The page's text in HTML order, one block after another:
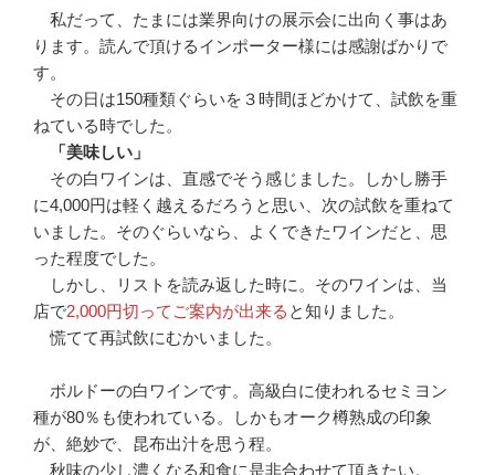
私だって、たまには業界向けの展示会に出向く事はあ
ります。読んで頂けるインポーター様には感謝ばかりで
す。
その日は150種類ぐらいを３時間ほどかけて、試飲を重
ねている時でした。
「美味しい」
その白ワインは、直感でそう感じました。しかし勝手
に4,000円は軽く越えるだろうと思い、次の試飲を重ねて
いました。そのぐらいなら、よくできたワインだと、思
った程度でした。
しかし、リストを読み返した時に。そのワインは、当
店で2,000円切ってご案内が出来る と知りました。
慌てて再試飲にむかいました。
ボルドーの白ワインです。高級白に使われるセミヨン
種が80％も使われている。しかもオーク樽熟成の印象
が、絶妙で、昆布出汁を思う程。
秋味の少し濃くなる和食に是非合わせて頂きたい。